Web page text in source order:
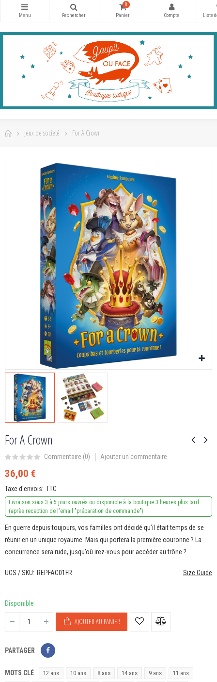
0
Jeux de société For A Crown
For A Crown
Commentaire (0) Ajouter un commentaire
36,00 €
Taxe d'envois TTC
Livraison sous 3 à 5 jours ouvrés ou disponible à la boutique 3 heures plus tard
(après reception de l'email "préparation de commande")
En guerre depuis toujours, vos familles ont décidé qu’il était temps de se
réunir en un unique royaume. Mais qui portera la première couronne ? La
concurrence sera rude, jusqu’où irez-vous pour accéder au trône ?
Size Guide
UGS / SKU REPFAC01FR
Disponible
AJOUTER AU PANIER
PARTAGER
MOTS CLÉ 12 ans 10 ans 8 ans 14 ans 9 ans
11 ans